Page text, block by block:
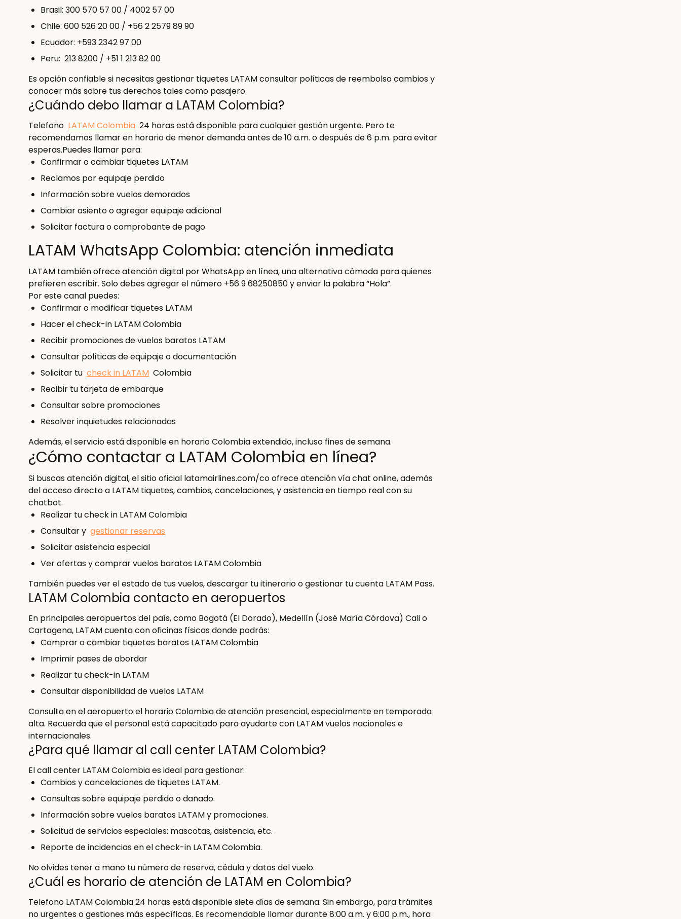
Brasil: 300 570 57 00 / 4002 57 00
Chile: 600 526 20 00 / +56 2 2579 89 90
Ecuador: +593 2342 97 00
Peru: 213 8200 / +51 1 213 82 00
Es opción confiable si necesitas gestionar tiquetes LATAM consultar políticas de reembolso cambios y
conocer más sobre tus derechos tales como pasajero.
¿Cuándo debo llamar a LATAM Colombia?
Telefono LATAM Colombia 24 horas está disponible para cualquier gestión urgente. Pero te
recomendamos llamar en horario de menor demanda antes de 10 a.m. o después de 6 p.m. para evitar
esperas.Puedes llamar para:
Confirmar o cambiar tiquetes LATAM
Reclamos por equipaje perdido
Información sobre vuelos demorados
Cambiar asiento o agregar equipaje adicional
Solicitar factura o comprobante de pago
LATAM WhatsApp Colombia: atención inmediata
LATAM también ofrece atención digital por WhatsApp en línea, una alternativa cómoda para quienes
prefieren escribir. Solo debes agregar el número +56 9 68250850 y enviar la palabra “Hola”.
Por este canal puedes:
Confirmar o modificar tiquetes LATAM
Hacer el check-in LATAM Colombia
Recibir promociones de vuelos baratos LATAM
Consultar políticas de equipaje o documentación
Solicitar tu check in LATAM Colombia
Recibir tu tarjeta de embarque
Consultar sobre promociones
Resolver inquietudes relacionadas
Además, el servicio está disponible en horario Colombia extendido, incluso fines de semana.
¿Cómo contactar a LATAM Colombia en línea?
Si buscas atención digital, el sitio oficial latamairlines.com/co ofrece atención vía chat online, además
del acceso directo a LATAM tiquetes, cambios, cancelaciones, y asistencia en tiempo real con su
chatbot.
Realizar tu check in LATAM Colombia
Consultar y gestionar reservas
Solicitar asistencia especial
Ver ofertas y comprar vuelos baratos LATAM Colombia
También puedes ver el estado de tus vuelos, descargar tu itinerario o gestionar tu cuenta LATAM Pass.
LATAM Colombia contacto en aeropuertos
En principales aeropuertos del país, como Bogotá (El Dorado), Medellín (José María Córdova) Cali o
Cartagena, LATAM cuenta con oficinas físicas donde podrás:
Comprar o cambiar tiquetes baratos LATAM Colombia
Imprimir pases de abordar
Realizar tu check-in LATAM
Consultar disponibilidad de vuelos LATAM
Consulta en el aeropuerto el horario Colombia de atención presencial, especialmente en temporada
alta. Recuerda que el personal está capacitado para ayudarte con LATAM vuelos nacionales e
internacionales.
¿Para qué llamar al call center LATAM Colombia?
El call center LATAM Colombia es ideal para gestionar:
Cambios y cancelaciones de tiquetes LATAM.
Consultas sobre equipaje perdido o dañado.
Información sobre vuelos baratos LATAM y promociones.
Solicitud de servicios especiales: mascotas, asistencia, etc.
Reporte de incidencias en el check-in LATAM Colombia.
No olvides tener a mano tu número de reserva, cédula y datos del vuelo.
¿Cuál es horario de atención de LATAM en Colombia?
Telefono LATAM Colombia 24 horas está disponible siete días de semana. Sin embargo, para trámites
no urgentes o gestiones más específicas. Es recomendable llamar durante 8:00 a.m. y 6:00 p.m., hora